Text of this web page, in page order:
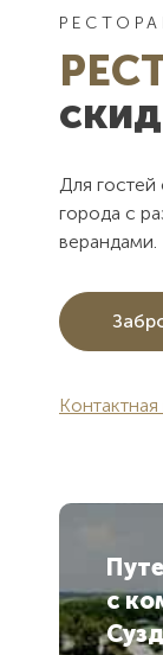
Для гостей
города с
верандами.
с